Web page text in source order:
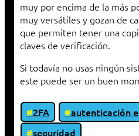
muy por encima de la más
muy versátiles y gozan de
que permiten tener una
claves de verificación.
Si todavía no usas ningún
este puede ser un buen
2FA
autenticación
seguridad